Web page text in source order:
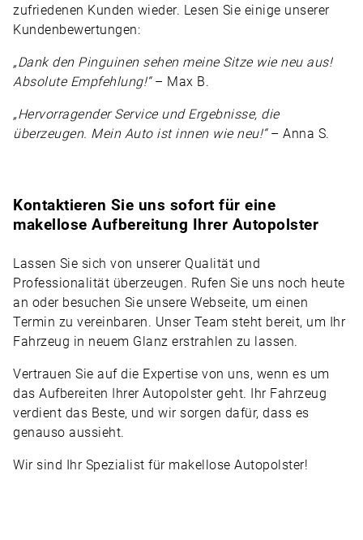
zufriedenen Kunden wieder. Lesen Sie einige unserer
Kundenbewertungen:
„Dank den Pinguinen sehen meine Sitze wie neu aus!
Absolute Empfehlung!“– Max B.
„Hervorragender Service und Ergebnisse, die
überzeugen. Mein Auto ist innen wie neu!“– Anna S.
Kontaktieren Sie uns sofort für eine
makellose Aufbereitung Ihrer Autopolster
Lassen Sie sich von unserer Qualität und
Professionalität überzeugen. Rufen Sie uns noch heute
an oder besuchen Sie unsere Webseite, um einen
Termin zu vereinbaren. Unser Team steht bereit, um Ihr
Fahrzeug in neuem Glanz erstrahlen zu lassen.
Vertrauen Sie auf die Expertise von uns, wenn es um
das Aufbereiten Ihrer Autopolster geht. Ihr Fahrzeug
verdient das Beste, und wir sorgen dafür, dass es
genauso aussieht.
Wir sind Ihr Spezialist für makellose Autopolster!